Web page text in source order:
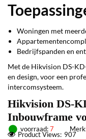
Woningen met
Bedrijfspanden en
Met de Hikvision DS-
en design, voor een
intercomsysteem.
Hikvision DS-
Inbouwframe
voorraad:7
Product Views: 907